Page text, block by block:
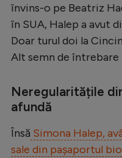
învins-o pe Beatriz
în SUA, Halep a avut
Doar turul doi la
Alt semn de întrebare
Neregularitățile
afundă
Însă Simona Halep,
sale din pașaportul